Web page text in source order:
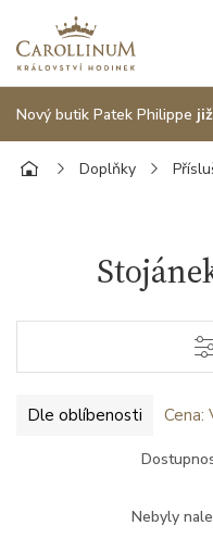
Nový butik Patek Philippe
Doplňky
Dle oblíbenosti Cena:
Nebyly